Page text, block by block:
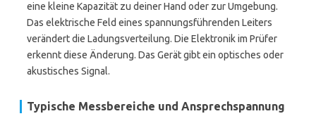
eine kleine Kapazität zu deiner Hand oder zur Umgebung.
Das elektrische Feld eines spannungsführenden Leiters
verändert die Ladungsverteilung. Die Elektronik im Prüfer
erkennt diese Änderung. Das Gerät gibt ein optisches oder
akustisches Signal.
Typische Messbereiche und Ansprechspannung